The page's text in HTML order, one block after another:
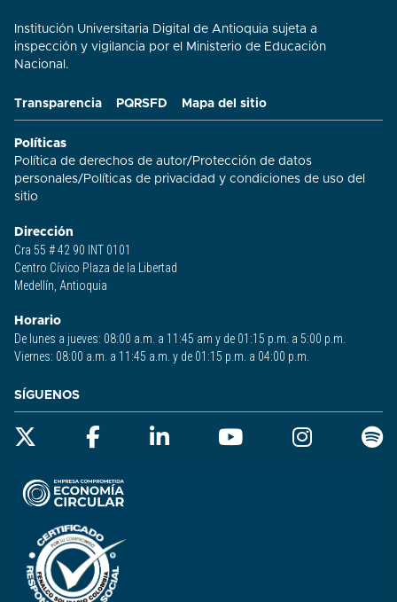
Transparencia PQRSFD Mapa del sitio
Políticas
Política de derechos de autor/Protección de datos
personales/Políticas de privacidad y condiciones de uso del
sitio​
Dirección
Cra 55 # 42 90 INT 0101
Centro Cívico Plaza de la Libertad
Medellín, Antioquia
Horario
De lunes a jueves: 08:00 a.m. a 11:45 am y de 01:15 p.m. a 5:00 p.m.
Viernes: 08:00 a.m. a 11:45 a.m. y de 01:15 p.m. a 04:00 p.m.
Institución Universitaria Digital de Antioquia sujeta a
inspección y vigilancia por el Ministerio de Educación
Nacional.
SÍGUENOS